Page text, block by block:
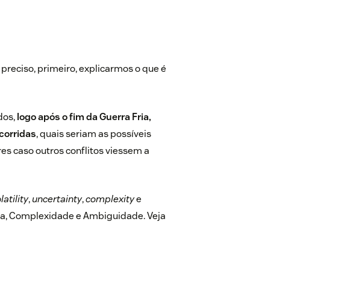
primeiro, explicarmos o que é
logo após o fim da Guerra Fria,
, quais seriam as possíveis
caso outros conflitos viessem a
,uncertainty,complexitye
Complexidade e Ambiguidade. Veja